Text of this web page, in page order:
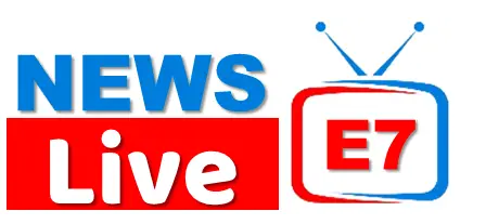
content